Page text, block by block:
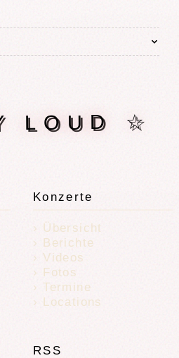
LOUD ☆
Konzerte
Übersicht
Berichte
Videos
Fotos
Termine
Locations
RSS